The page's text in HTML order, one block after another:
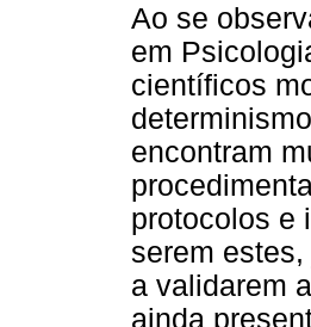
Ao se
em
científicos
encontram
protocolos e
serem
a validarem
ainda